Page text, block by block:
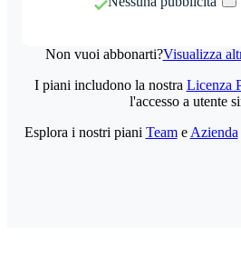
Non vuoi abbonarti?Visualizza
I piani includono la nostra Licenza
l'accesso a utente
Esplora i nostri piani Teame Azienda